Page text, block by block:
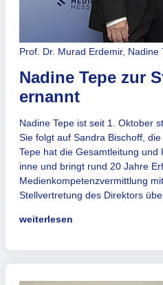
Prof. Dr. Murad Erdemir,
Nadine Tepe zur
ernannt
Nadine Tepe ist seit 1. Oktober
Sie folgt auf Sandra Bischoff,
Tepe hat die Gesamtleitung
inne und bringt rund 20 Jahre
Medienkompetenzvermittlung
Stellvertretung des Direktors
weiterlesen